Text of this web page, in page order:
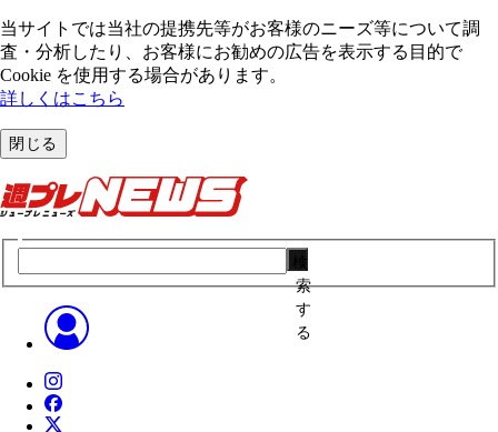
当サイトでは当社の提携先等がお客様のニーズ等について調
査・分析したり、お客様にお勧めの広告を表⽰する⽬的で
Cookie を使⽤する場合があります。
詳しくはこちら
閉じる
索
す
る